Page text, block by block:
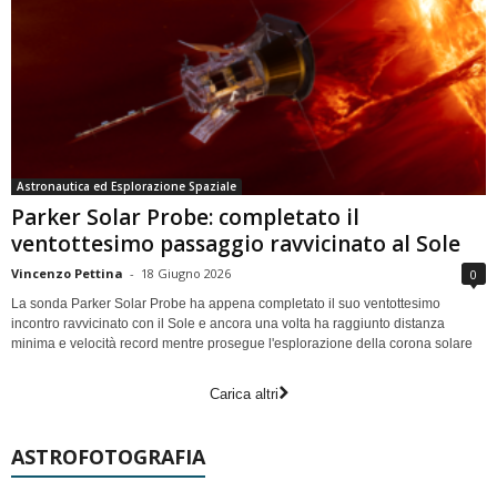
Astronautica ed Esplorazione Spaziale
Parker Solar Probe: completato il
ventottesimo passaggio ravvicinato al Sole
Vincenzo Pettina - 18 Giugno 2026 0
La sonda Parker Solar Probe ha appena completato il suo ventottesimo
incontro ravvicinato con il Sole e ancora una volta ha raggiunto distanza
minima e velocità record mentre prosegue l'esplorazione della corona solare
Carica altri
ASTROFOTOGRAFIA